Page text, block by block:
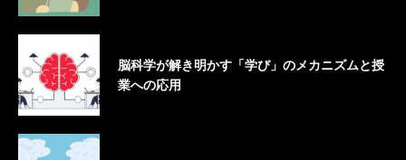
脳科学が解き明かす「学び」のメカニズムと授
業への応用